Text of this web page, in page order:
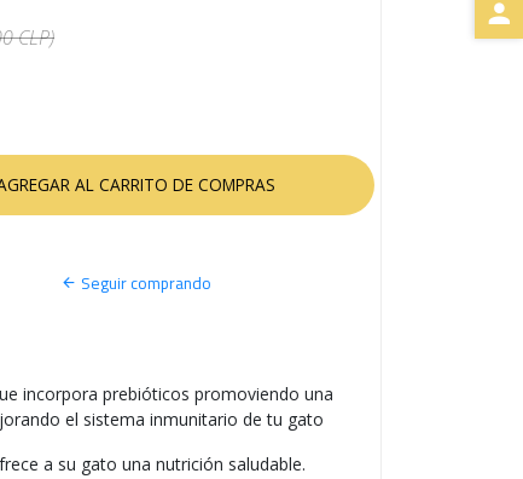
CLP)
Seguir comprando
incorpora prebióticos promoviendo una
el sistema inmunitario de tu gato
a su gato una nutrición saludable.